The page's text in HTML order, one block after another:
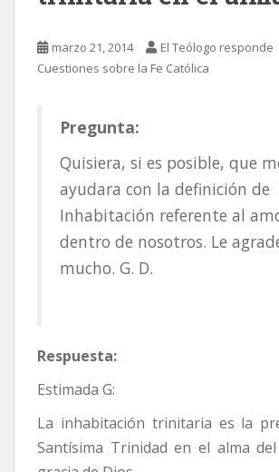
marzo 21, 2014
El Teólogo responde
Cuestiones sobre la Fe Católica
Pregunta:
Quisiera, si es posible, que
ayudara con la definición de
Inhabitación referente al
dentro de nosotros. Le
mucho. G. D.
Respuesta:
Estimada G:
La inhabitación trinitaria es la
Santísima Trinidad en el alma